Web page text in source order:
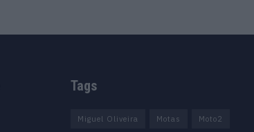
Tags
Miguel Oliveira Motas Moto2